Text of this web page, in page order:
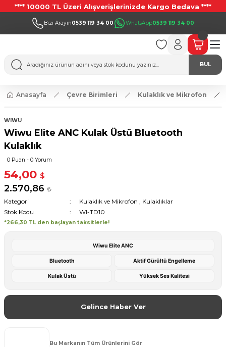
**** 10000 TL Üzeri Alışverişlerinizde Kargo Bedava ****
Bizi Arayın0539 119 34 00 WhatsApp0539 119 34 00
BUL
Anasayfa Çevre Birimleri Kulaklık ve Mikrofon
WIWU
Wiwu Elite ANC Kulak Üstü Bluetooth
Kulaklık
0 Puan - 0 Yorum
54,00 $
2.570,86 ₺
Kategori
Kulaklık ve Mikrofon , Kulaklıklar
Stok Kodu
WI-TD10
*266,30 TL den başlayan taksitlerle!
Wiwu Elite ANC
Bluetooth Aktif Gürültü Engelleme
Kulak Üstü Yüksek Ses Kalitesi
Gelince Haber Ver
Bu Markanın Tüm Ürünlerini Gör